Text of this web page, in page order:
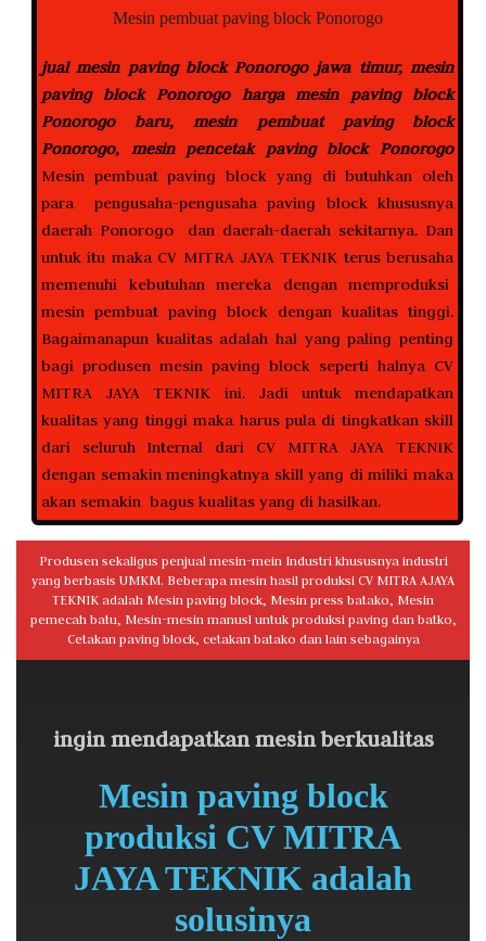
Mesin pembuat paving block Ponorogo
jual mesin paving block Ponorogo jawa timur, mesin
paving block Ponorogo harga mesin paving block
Ponorogo baru, mesin pembuat paving block
Ponorogo, mesin pencetak paving block Ponorogo
Mesin pembuat paving block yang di butuhkan oleh
para pengusaha-pengusaha paving block khususnya
daerah Ponorogo dan daerah-daerah sekitarnya. Dan
untuk itu maka CV MITRA JAYA TEKNIK terus berusaha
memenuhi kebutuhan mereka dengan memproduksi
mesin pembuat paving block dengan kualitas tinggi.
Bagaimanapun kualitas adalah hal yang paling penting
bagi produsen mesin paving block seperti halnya CV
MITRA JAYA TEKNIK ini. Jadi untuk mendapatkan
kualitas yang tinggi maka harus pula di tingkatkan skill
dari seluruh Internal dari CV MITRA JAYA TEKNIK
dengan semakin meningkatnya skill yang di miliki maka
akan semakin bagus kualitas yang di hasilkan.
Produsen sekaligus penjual mesin-mein Industri khususnya industri
yang berbasis UMKM. Beberapa mesin hasil produksi CV MITRA AJAYA
TEKNIK adalah Mesin paving block, Mesin press batako, Mesin
pemecah batu, Mesin-mesin manusl untuk produksi paving dan batko,
Cetakan paving block, cetakan batako dan lain sebagainya
ingin mendapatkan mesin berkualitas
Mesin paving block
produksi CV MITRA
JAYA TEKNIK adalah
solusinya